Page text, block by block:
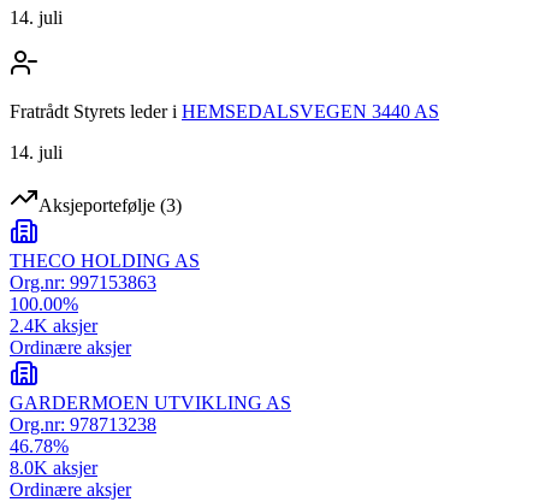
14. juli
Fratrådt Styrets lederi HEMSEDALSVEGEN 3440 AS
14. juli
Aksjeportefølje (3)
THECO HOLDING AS
Org.nr: 997153863
100.00%
2.4K aksjer
Ordinære aksjer
GARDERMOEN UTVIKLING AS
Org.nr: 978713238
46.78%
8.0K aksjer
Ordinære aksjer